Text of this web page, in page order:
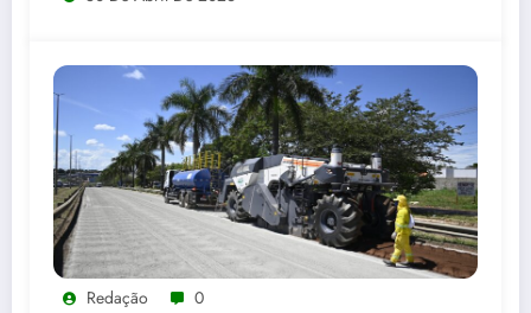
Redação 0